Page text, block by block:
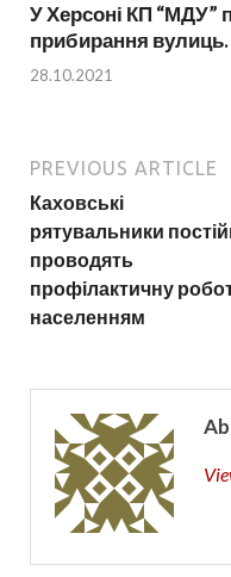
У Херсоні КП “МДУ”
прибирання
28.10.2021
PREVIOUS ARTICLE
Каховські
рятувальники
проводять
профілактичну
населенням